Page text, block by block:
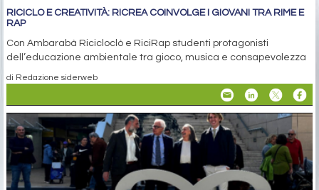
RICICLO E CREATIVITÀ: RICREA COINVOLGE I GIOVANI TRA RIME E
RAP
Con Ambarabà Ricicloclò e RiciRap studenti protagonisti
dell’educazione ambientale tra gioco, musica e consapevolezza
di Redazione siderweb